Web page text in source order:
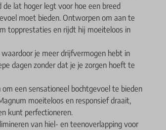
lat hoger legt voor hoe een breed
moet bieden. Ontworpen om aan te
topprestaties en rijdt hij moeiteloos in
je meer drijfvermogen hebt in
dagen zonder dat je je zorgen hoeft te
een sensationeel bochtgevoel te bieden
moeiteloos en responsief draait,
kunt perfectioneren.
van hiel- en teenoverlapping voor